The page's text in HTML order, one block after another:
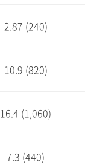
2.87 (240)
10.9 (820)
16.4 (1,060)
7.3 (440)